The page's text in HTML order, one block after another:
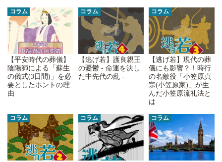
コラム
【平安時代の葬儀】
陰陽師による「蘇生
の儀式(3日間)」を必
要としたホントの理
由
コラム
【逃げ若】護良親王
の憂鬱 - 命運を決し
た中先代の乱 -
コラム
【逃げ若】現代の葬
儀にも影響？！時行
の名敵役「小笠原貞
宗(小笠原家)」が生
んだ小笠原流礼法と
は
コラム コラム コラム